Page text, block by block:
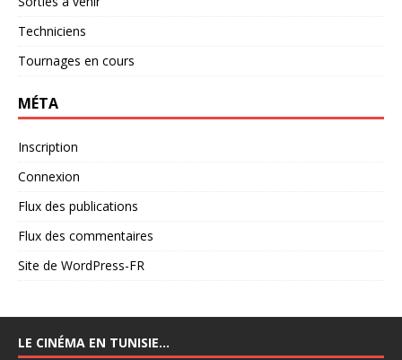
Techniciens
Tournages en cours
MÉTA
Inscription
Connexion
Flux des publications
Flux des commentaires
Site de WordPress-FR
LE CINÉMA EN TUNISIE…